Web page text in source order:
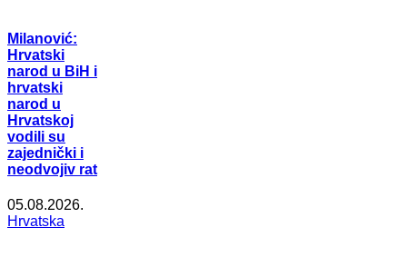
Milanović:
Hrvatski
narod u BiH i
hrvatski
narod u
Hrvatskoj
vodili su
zajednički i
neodvojiv rat
05.08.2026.
Hrvatska